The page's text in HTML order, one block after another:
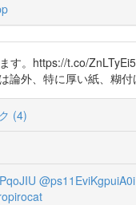
。https://t.co/
外、特に厚い紙、糊
(4)
@ps11EviKgpuiA0i